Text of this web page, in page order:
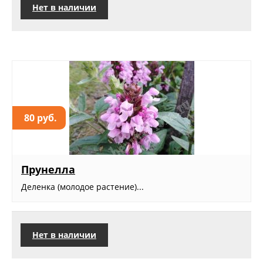
Нет в наличии
80 руб.
Прунелла
Деленка (молодое растение)...
Нет в наличии